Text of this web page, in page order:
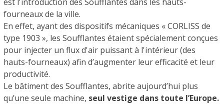
fourneaux de la ville.
En effet, ayant des dispositifs mécaniques « CORLISS de
type 1903 », les Soufflantes étaient spécialement conçues
pour injecter un flux d'air puissant à l'intérieur (des
hauts-fourneaux) afin d’augmenter leur efficacité et leur
productivité.
Le bâtiment des Soufflantes, abrite aujourd’hui plus
qu’une seule machine, seul vestige dans toute l’Europe.